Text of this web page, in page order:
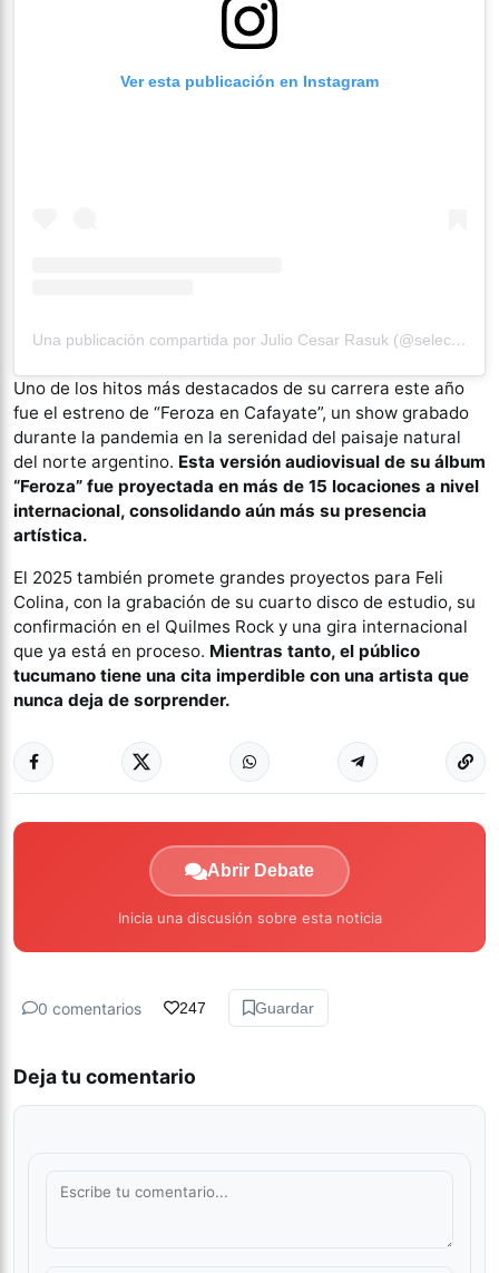
Ver esta publicación en Instagram
Una publicación compartida por Julio Cesar Rasuk (@selecthoor)
Uno de los hitos más destacados de su carrera este año
fue el estreno de “Feroza en Cafayate”, un show grabado
durante la pandemia en la serenidad del paisaje natural
del norte argentino. Esta versión audiovisual de su álbum
“Feroza” fue proyectada en más de 15 locaciones a nivel
internacional, consolidando aún más su presencia
artística.
El 2025 también promete grandes proyectos para Feli
Colina, con la grabación de su cuarto disco de estudio, su
confirmación en el Quilmes Rock y una gira internacional
que ya está en proceso. Mientras tanto, el público
tucumano tiene una cita imperdible con una artista que
nunca deja de sorprender.
Abrir Debate
Inicia una discusión sobre esta noticia
0 comentarios 247 Guardar
Deja tu comentario